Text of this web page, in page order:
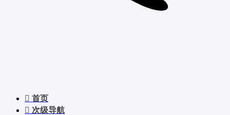
首页
次级导航